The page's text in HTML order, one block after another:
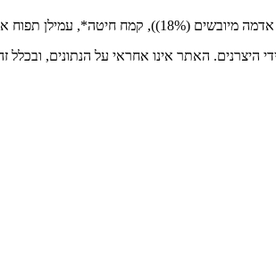
היצרנים. האתר אינו אחראי על הנתונים,